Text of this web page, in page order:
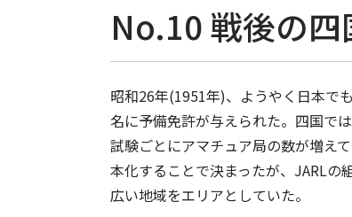
No.10 戦後の
昭和26年(1951年)、ようやく日本で
名に予備免許が与えられた。四国で
試験ごとにアマチュア局の数が増え
本化することで決まったが、JARLの
広い地域をエリアとしていた。